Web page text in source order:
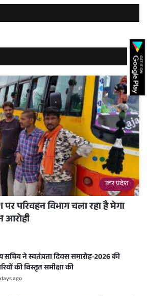
उत्तर प्रदेश
पर परिवहन विभाग चला रहा है मेगा
आरोही
सचिव ने स्वतंत्रता दिवस समारोह-2026 की
की विस्तृत समीक्षा की
ago